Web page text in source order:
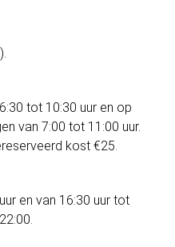
tot 10:30 uur en op
van 7:00 tot 11:00 uur.
kost €25.
en van 16:30 uur tot